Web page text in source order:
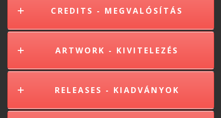
CREDITS - MEGVALÓSÍTÁS
ARTWORK - KIVITELEZÉS
RELEASES - KIADVÁNYOK